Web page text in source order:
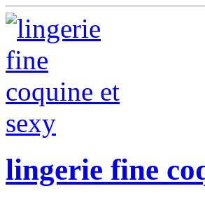
lingerie fine